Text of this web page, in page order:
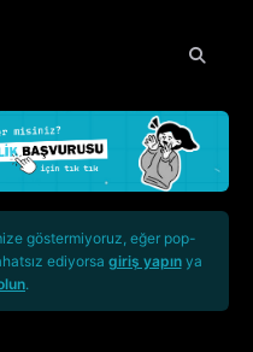
göstermiyoruz, eğer pop-
ediyorsa giriş yapınya
.